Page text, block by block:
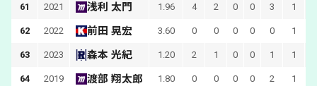
61 2021 浅利 太門 1.96 4 2 0 0 3 1
62 2022 前田 晃宏 3.60 0 0 0 0 0 1
63 2023 森本 光紀 1.20 2 1 0 0 1 1
64 2019 渡部 翔太郎 1.80 0 0 0 0 2 1